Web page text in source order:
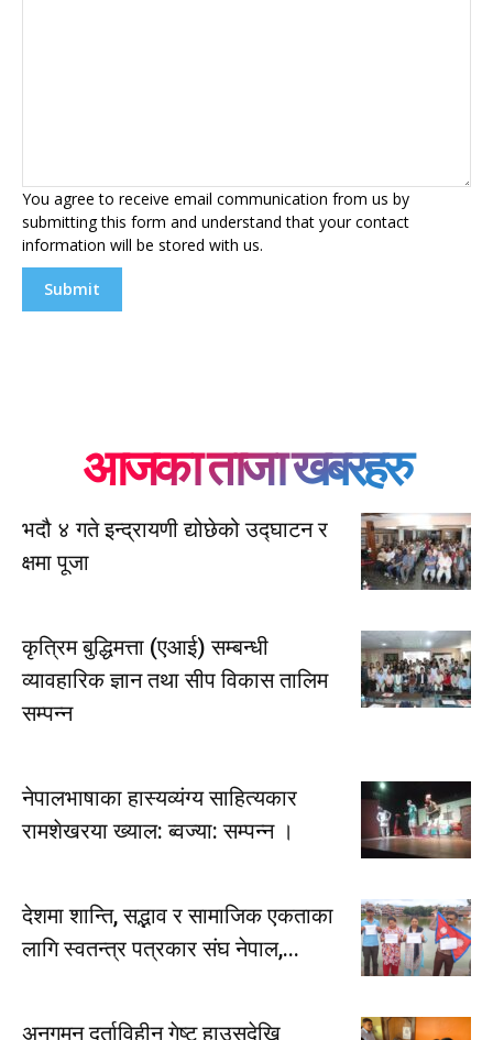
You agree to receive email communication from us by
submitting this form and understand that your contact
information will be stored with us.
Submit
आजका ताजा खबरहरु
भदौ ४ गते इन्द्रायणी द्योछेको उद्घाटन र
क्षमा पूजा
कृत्रिम बुद्धिमत्ता (एआई) सम्बन्धी
व्यावहारिक ज्ञान तथा सीप विकास तालिम
सम्पन्न
नेपालभाषाका हास्यव्यंग्य साहित्यकार
रामशेखरया ख्याल: ब्वज्या: सम्पन्न ।
देशमा शान्ति, सद्भाव र सामाजिक एकताका
लागि स्वतन्त्र पत्रकार संघ नेपाल,...
अनुगमन दर्ताविहीन गेष्ट हाउसदेखि